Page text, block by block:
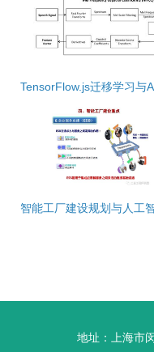
地址：上海市